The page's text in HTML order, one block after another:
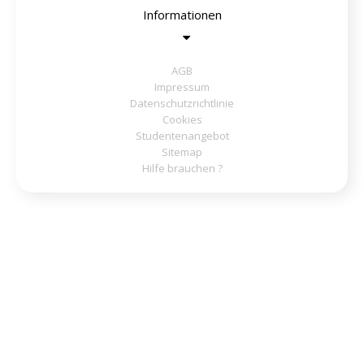
Informationen
AGB
Impressum
Datenschutzrichtlinie
Cookies
Studentenangebot
Sitemap
Hilfe brauchen ?